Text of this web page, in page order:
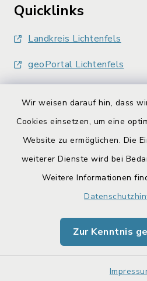
Wir weisen darauf hin, dass
Cookies einsetzen, um eine
Website zu ermöglichen. Die
weiterer Dienste wird bei
Weitere Informationen
Zur Kenntnis
Quicklinks
Landkreis Lichtenfels
geoPortal Lichtenfels